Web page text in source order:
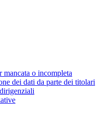
mancata o incompleta
dei dati da parte dei titolari